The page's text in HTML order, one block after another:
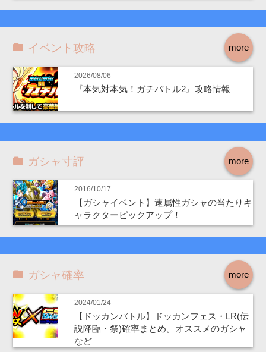
more
イベント攻略
2026/08/06
『本気対本気！ガチバトル2』攻略情報
more
ガシャ寸評
2016/10/17
【ガシャイベント】速属性ガシャの当たりキ
ャラクターピックアップ！
more
ガシャ確率
2024/01/24
【ドッカンバトル】ドッカンフェス・LR(伝
説降臨・祭)確率まとめ。オススメのガシャ
など